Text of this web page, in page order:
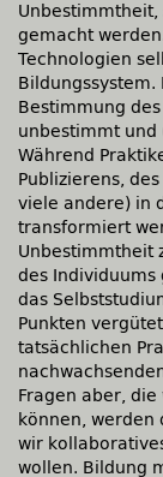
gemacht
Technologien
Bestimmung
unbestimmt und
Während
Publizierens,
viele andere) in
transformiert
Unbestimmtheit
des
das
Punkten
tatsächlichen
Fragen aber,
können, werden
wir
wollen. Bildung